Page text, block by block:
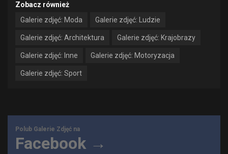
Zobacz również
Galerie zdjęć: Moda
Galerie zdjęć: Ludzie
Galerie zdjęć: Architektura Galerie zdjęć: Krajobrazy
Galerie zdjęć: Inne Galerie zdjęć: Motoryzacja
Galerie zdjęć: Sport
Polub Galerie Zdjęć na
Facebook →